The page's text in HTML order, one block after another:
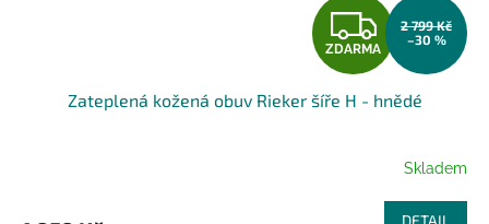
Z
D
A
R
M
ZDARMA
2 799 Kč
–30 %
Zateplená kožená obuv Rieker šíře H - hnědé
Skladem
DETAIL